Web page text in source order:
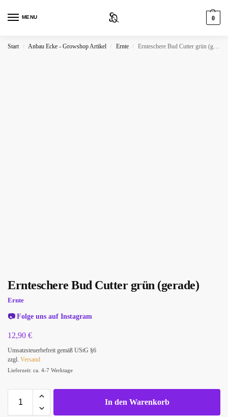
MENU 0
Start / Anbau Ecke - Growshop Artikel / Ernte / Ernteschere Bud Cutter grün (gerade)
Ernteschere Bud Cutter grün (gerade)
Ernte
📷Folge uns auf Instagram
12,90 €
Umsatzsteuerbefreit gemäß UStG §6
zzgl. Versand
Lieferzeit: ca. 4-7 Werktage
In den Warenkorb